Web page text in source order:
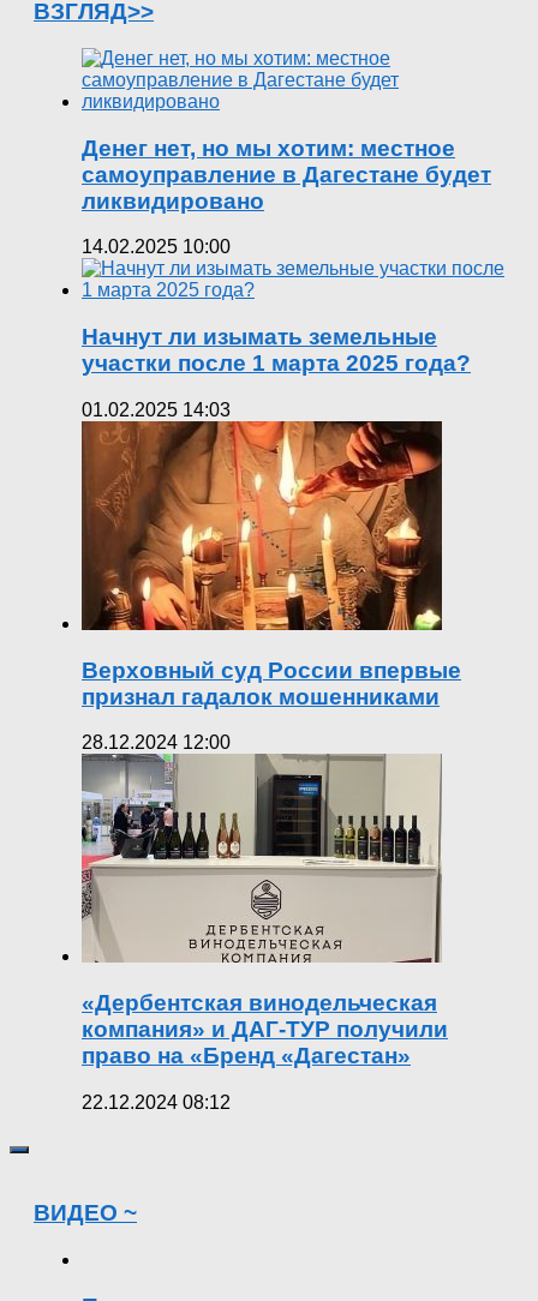
ВЗГЛЯД>>
Денег нет, но мы хотим: местное
самоуправление в Дагестане будет
ликвидировано
14.02.2025 10:00
Начнут ли изымать земельные
участки после 1 марта 2025 года?
01.02.2025 14:03
Верховный суд России впервые
признал гадалок мошенниками
28.12.2024 12:00
«Дербентская винодельческая
компания» и ДАГ-ТУР получили
право на «Бренд «Дагестан»
22.12.2024 08:12
ВИДЕО ~